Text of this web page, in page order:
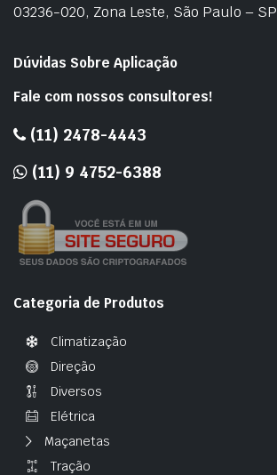
03236-020, Zona Leste, São Paulo – SP
Dúvidas Sobre Aplicação
Fale com nossos consultores!
(11) 2478-4443
(11) 9 4752-6388
Categoria de Produtos
Climatização
Direção
Diversos
Elétrica
Maçanetas
Tração